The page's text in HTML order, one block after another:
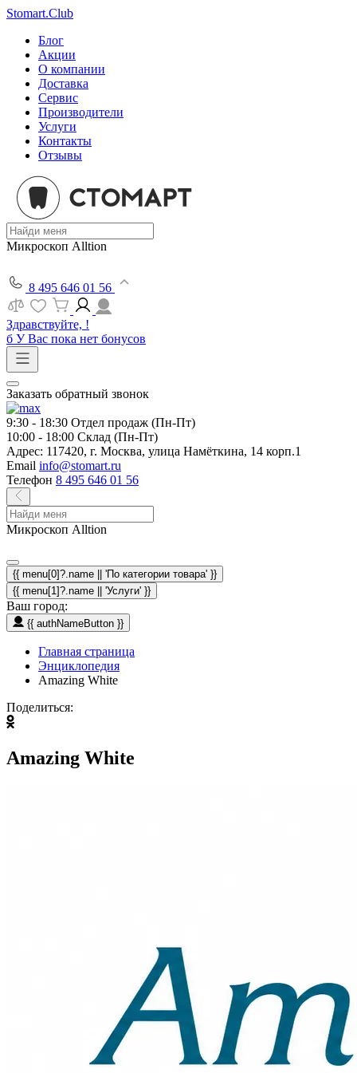
Stomart.Club
Блог
Акции
О компании
Доставка
Сервис
Производители
Услуги
Контакты
Отзывы
Микроскоп Alltion
8 495 646 01 56
Здравствуйте, !
б У Вас пока нет бонусов
Заказать обратный звонок
9:30 - 18:30 Отдел продаж (Пн-Пт)
10:00 - 18:00 Склад (Пн-Пт)
Адрес: 117420, г. Москва, улица Намёткина, 14 корп.1
Email info@stomart.ru
Телефон 8 495 646 01 56
Микроскоп Alltion
{{ menu[0]?.name || 'По категории товара' }}
{{ menu[1]?.name || 'Услуги' }}
Ваш город:
{{ authNameButton }}
Главная страница
Энциклопедия
Amazing White
Поделиться:
Amazing White